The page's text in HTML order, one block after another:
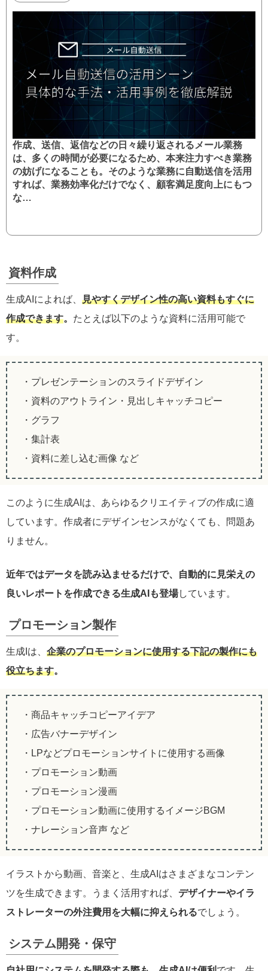
作成、送信、返信などの日々繰り返されるメール業務
は、多くの時間が必要になるため、本来注力すべき業務
の妨げになることも。そのような業務に自動送信を活用
すれば、業務効率化だけでなく、顧客満足度向上にもつ
な…
資料作成
生成AIによれば、 見やすくデザイン性の高い資料もすぐに
作成できます。 たとえば以下のような資料に活用可能で
す。
・プレゼンテーションのスライドデザイン
・資料のアウトライン・見出しキャッチコピー
・グラフ
・集計表
・資料に差し込む画像 など
このように生成AIは、あらゆるクリエイティブの作成に適
しています。作成者にデザインセンスがなくても、問題あ
りません。
近年ではデータを読み込ませるだけで、自動的に見栄えの
良いレポートを作成できる生成AIも登場しています。
プロモーション製作
生成Iは、 企業のプロモーションに使用する下記の製作にも
役立ちます。
・商品キャッチコピーアイデア
・広告バナーデザイン
・LPなどプロモーションサイトに使用する画像
・プロモーション動画
・プロモーション漫画
・プロモーション動画に使用するイメージBGM
・ナレーション音声 など
イラストから動画、音楽と、生成AIはさまざまなコンテン
ツを生成できます。うまく活用すれば、 デザイナーやイラ
ストレーターの外注費用を大幅に抑えられるでしょう。
システム開発・保守